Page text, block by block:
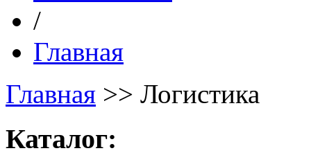
/
Главная
Главная >> Логистика
Каталог: